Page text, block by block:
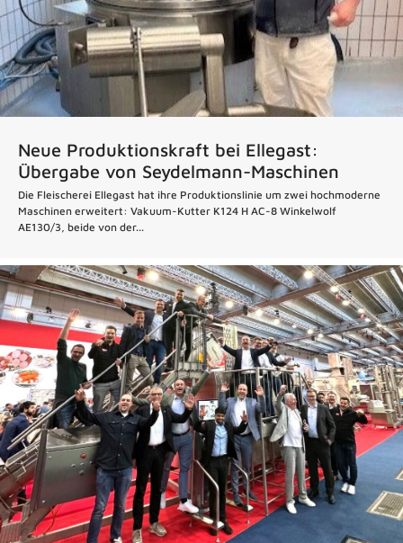
Neue Produktionskraft bei Ellegast:
Übergabe von Seydelmann-Maschinen
Die Fleischerei Ellegast hat ihre Produktionslinie um zwei hochmoderne
Maschinen erweitert: Vakuum-Kutter K124 H AC-8 Winkelwolf
AE130/3, beide von der...